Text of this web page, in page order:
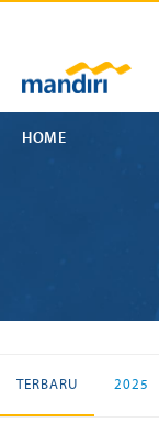
HOME
TERBARU 2025